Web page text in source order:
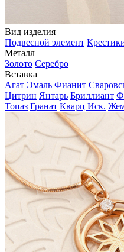
Вид изделия
Подвесной элемент
Металл
Золото Серебро
Вставка
Агат Эмаль Фианит
Цитрин Янтарь Бриллиант
Топаз Гранат Кварц Иск.